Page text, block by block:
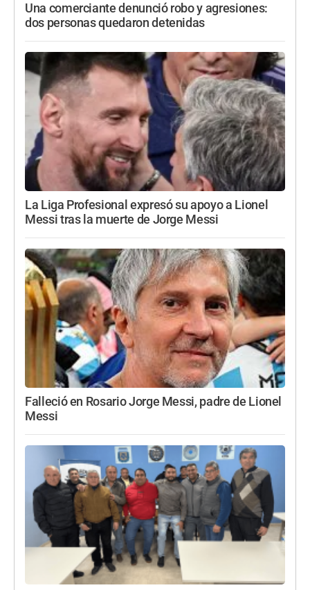
Una comerciante denunció robo y agresiones:
dos personas quedaron detenidas
La Liga Profesional expresó su apoyo a Lionel
Messi tras la muerte de Jorge Messi
Falleció en Rosario Jorge Messi, padre de Lionel
Messi